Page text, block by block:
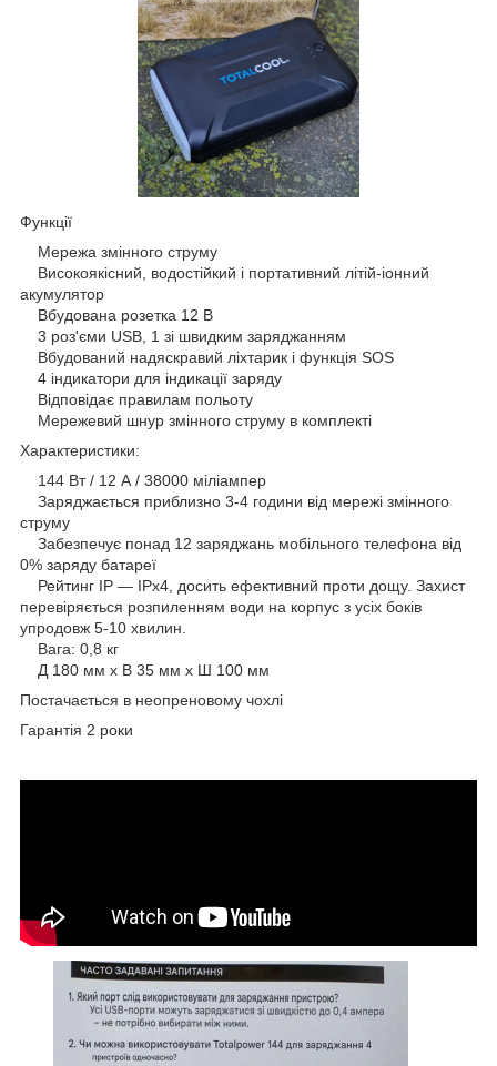
Функції
Мережа змінного струму
Високоякісний, водостійкий і портативний літій-іонний
акумулятор
Вбудована розетка 12 В
3 роз'єми USB, 1 зі швидким заряджанням
Вбудований надяскравий ліхтарик і функція SOS
4 індикатори для індикації заряду
Відповідає правилам польоту
Мережевий шнур змінного струму в комплекті
Характеристики:
144 Вт / 12 А / 38000 міліампер
Заряджається приблизно 3-4 години від мережі змінного
струму
Забезпечує понад 12 заряджань мобільного телефона від
0% заряду батареї
Рейтинг IP — IPx4, досить ефективний проти дощу. Захист
перевіряється розпиленням води на корпус з усіх боків
упродовж 5-10 хвилин.
Вага: 0,8 кг
Д 180 мм x В 35 мм x Ш 100 мм
Постачається в неопреновому чохлі
Гарантія 2 роки